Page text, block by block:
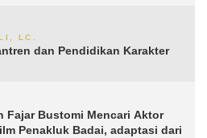
LC.
dan Pendidikan Karakter
Fajar Bustomi Mencari Aktor
Penakluk Badai, adaptasi dari